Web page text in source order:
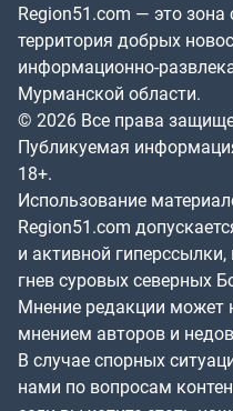
Region51.com — это
территория добрых
информационно-
Мурманской области.
© 2026 Все права
Публикуемая
18+.
Использование
Region51.com
и активной
гнев суровых северных
Мнение редакции может
мнением авторов и
В случае спорных
нами по вопросам